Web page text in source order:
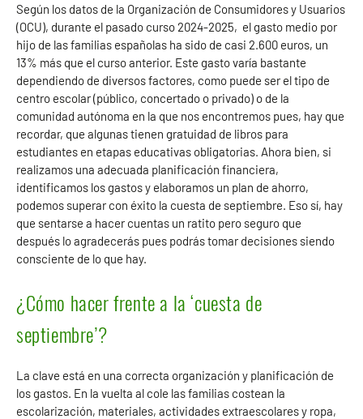
Según los datos de la Organización de Consumidores y Usuarios
(OCU), durante el pasado curso 2024-2025, el gasto medio por
hijo de las familias españolas ha sido de casi 2.600 euros, un
13% más que el curso anterior. Este gasto varía bastante
dependiendo de diversos factores, como puede ser el tipo de
centro escolar (público, concertado o privado) o de la
comunidad autónoma en la que nos encontremos pues, hay que
recordar, que algunas tienen gratuidad de libros para
estudiantes en etapas educativas obligatorias. Ahora bien, si
realizamos una adecuada planificación financiera,
identificamos los gastos y elaboramos un plan de ahorro,
podemos superar con éxito la cuesta de septiembre. Eso sí, hay
que sentarse a hacer cuentas un ratito pero seguro que
después lo agradecerás pues podrás tomar decisiones siendo
consciente de lo que hay.
¿Cómo hacer frente a la ‘cuesta de
septiembre’?
La clave está en una correcta organización y planificación de
los gastos. En la vuelta al cole las familias costean la
escolarización, materiales, actividades extraescolares y ropa,